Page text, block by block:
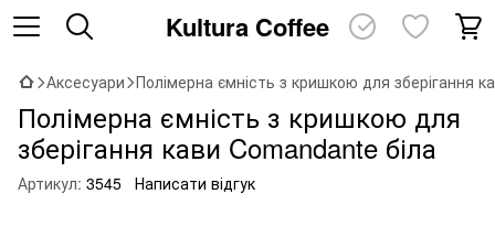
Kultura Coffee
Аксесуари Полімерна ємність з кришкою для зберігання
Полімерна ємність з кришкою для
зберігання кави Comandante біла
Артикул: 3545 Написати відгук